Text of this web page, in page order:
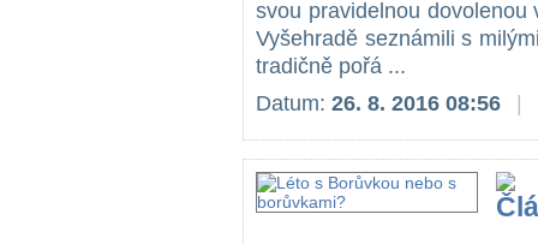
svou pravidelnou
Vyšehradě seznámili s
tradičně pořá ...
Datum: 26. 8. 2016 08:56